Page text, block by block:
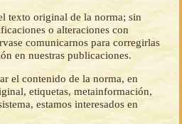
texto original de la norma; sin
o alteraciones con
comunicarnos para corregirlas
en nuestras publicaciones.
el contenido de la norma, en
etiquetas, metainformación,
estamos interesados en